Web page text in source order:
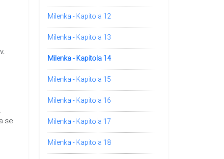
se
Milenka - Kapitola 12
Milenka - Kapitola 13
Milenka - Kapitola 14
Milenka - Kapitola 15
Milenka - Kapitola 16
Milenka - Kapitola 17
Milenka - Kapitola 18